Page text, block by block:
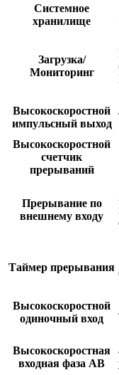
Системное
хранилище
Загрузка/
Мониторинг
Высокоскоростной
импульсный выход
Высокоскоростной
счетчик
прерываний
Прерывание по
внешнему входу
Таймер прерывания
Высокоскоростной
одиночный вход
Высокоскоростная
входная фаза AB